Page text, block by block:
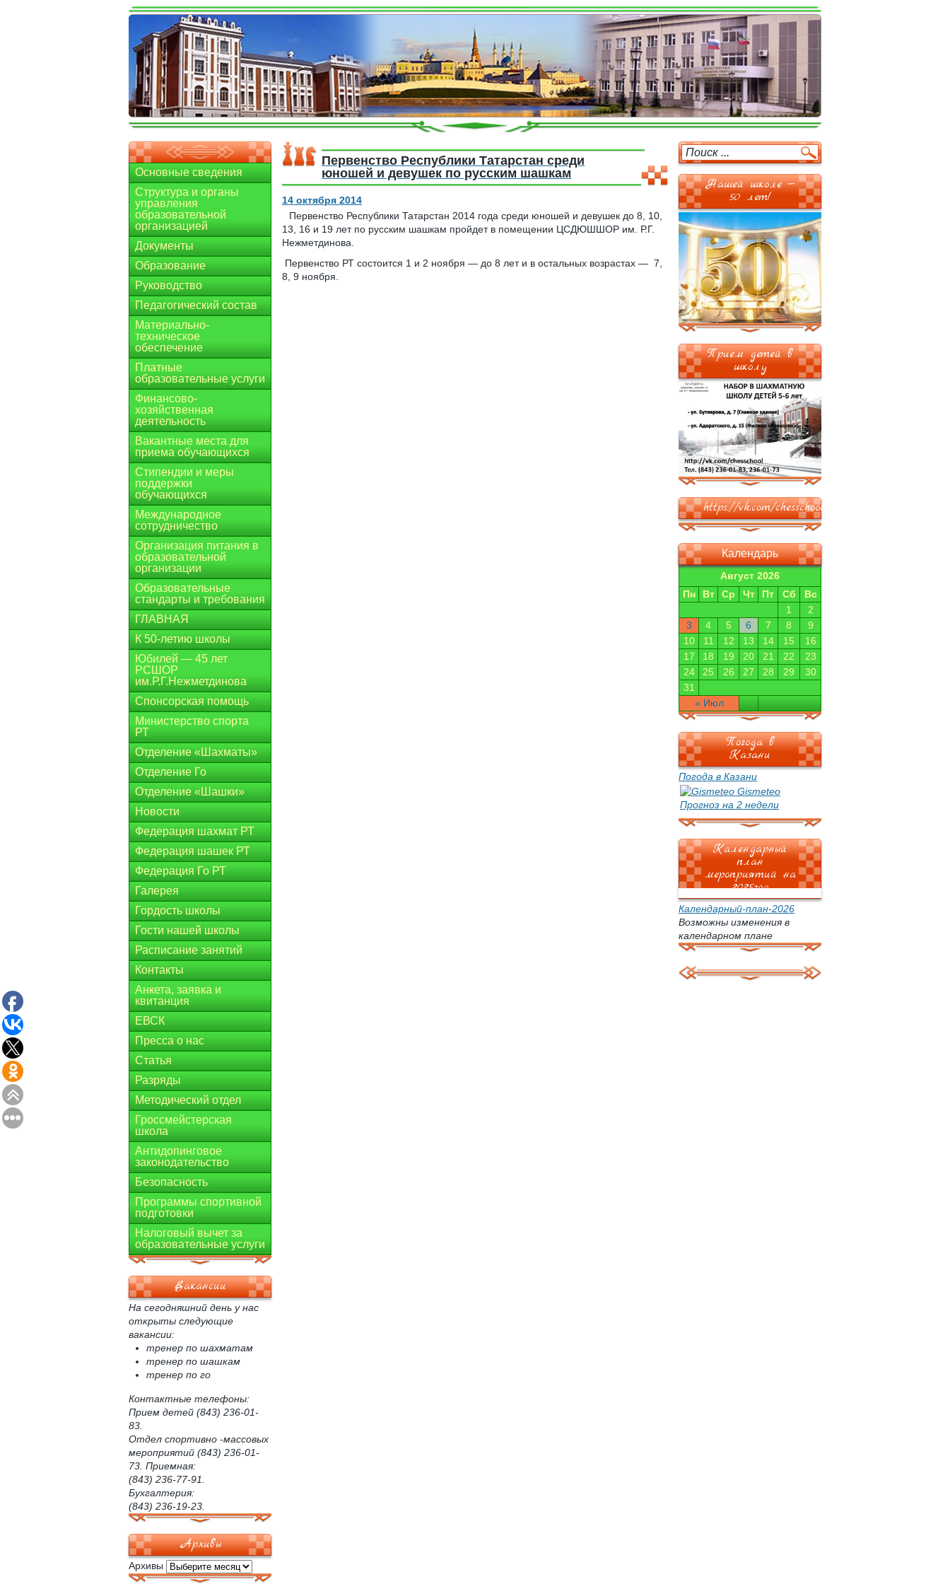
Основные сведения
Структура и органы
управления
образовательной
организацией
Документы
Образование
Руководство
Педагогический состав
Материально-
техническое
обеспечение
Платные
образовательные услуги
Финансово-
хозяйственная
деятельность
Вакантные места для
приема обучающихся
Стипендии и меры
поддержки
обучающихся
Международное
сотрудничество
Организация питания в
образовательной
организации
Образовательные
стандарты и требования
ГЛАВНАЯ
К 50-летию школы
Юбилей — 45 лет
РСШОР
им.Р.Г.Нежметдинова
Спонсорская помощь
Министерство спорта
РТ
Отделение «Шахматы»
Отделение Го
Отделение «Шашки»
Новости
Федерация шахмат РТ
Федерация шашек РТ
Федерация Го РТ
Галерея
Гордость школы
Гости нашей школы
Расписание занятий
Контакты
Анкета, заявка и
квитанция
ЕВСК
Пресса о нас
Статья
Разряды
Методический отдел
Гроссмейстерская
школа
Антидопинговое
законодательство
Безопасность
Программы спортивной
подготовки
Налоговый вычет за
образовательные услуги
Вакансии
На сегодняшний день у нас
открыты следующие
вакансии:
тренер по шахматам
тренер по шашкам
тренер по го
Контактные телефоны:
Прием детей (843) 236-01-
83.
Отдел спортивно -массовых
мероприятий (843) 236-01-
73. Приемная:
(843) 236-77-91.
Бухгалтерия:
(843) 236-19-23.
Архивы
Архивы
Первенство Республики Татарстан среди
юношей и девушек по русским шашкам
14 октября 2014
Первенство Республики Татарстан 2014 года среди юношей и девушек до 8, 10,
13, 16 и 19 лет по русским шашкам пройдет в помещении ЦСДЮШШОР им. Р.Г.
Нежметдинова.
Первенство РТ состоится 1 и 2 ноября — до 8 лет и в остальных возрастах — 7,
8, 9 ноября.
Нашей школе —
50 лет!
Прием детей в
школу
https://vk.com/chesschool
Календарь
Август 2026
Пн
Вт Ср Чт Пт Сб Вс
« Июл
1
2
3
4 5 6 7 8
9
10
11 12 13 14 15
16
17
18 19 20 21 22
23
24
25 26 27 28 29
30
31
Погода в
Казани
Погода в Казани
Gismeteo
Прогноз на 2 недели
Календарный
план
мероприятий на
2025год
Календарный-план-2026
Возможны изменения в
календарном плане